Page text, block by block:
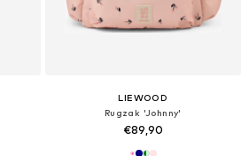
LIEWOOD
Rugzak 'Johnny'
€89,90